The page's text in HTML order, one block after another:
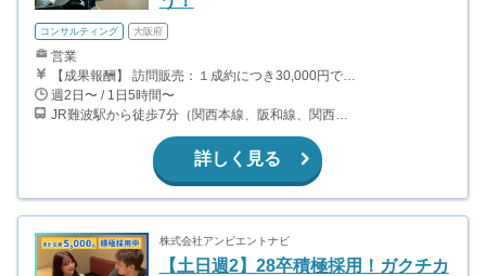
コンサルティング 大阪府
営業
【成果報酬】 訪問販売：１成約につき30,000円です。 例えば、光インターネットの成約であれば、平均的に2.5日で1件の契約が見込めます。（12,000円/1日6時間稼働） ＜月収例＞月に100万以上稼ぐ方もいます！ ・月5件成約：150,000円 ・月15件成約：450,000円 ・月30成約：900,000円➕マネジメントインセンティブ300,000円 合計1,200,000円 時給換算で2,000円程度が、平均的なインターン生の報酬となっています。
週2日〜 / 1日5時間〜
JR難波駅から徒歩7分（関西本線、阪和線、関西空港線） 大阪難波駅から徒歩13分（近鉄奈良線、阪神なんば線） 桜川駅から徒歩4分（大阪メトロ千日前線、阪神なんば線）
詳しく見る
株式会社アンビエントナビ
【土日週2】28卒積極採用！ガクチカ